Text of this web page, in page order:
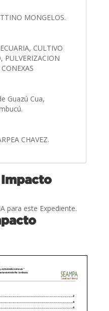
MONGELOS.
CULTIVO
PULVERIZACION
Guazú Cua,
CHAVEZ.
para este Expediente.